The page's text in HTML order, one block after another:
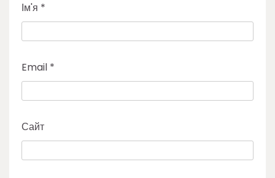
Ім'я *
Email *
Сайт